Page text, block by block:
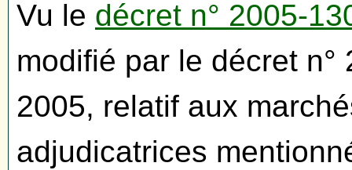
Vu le décret n° 2005-
modifié par le décret
2005, relatif aux
adjudicatrices